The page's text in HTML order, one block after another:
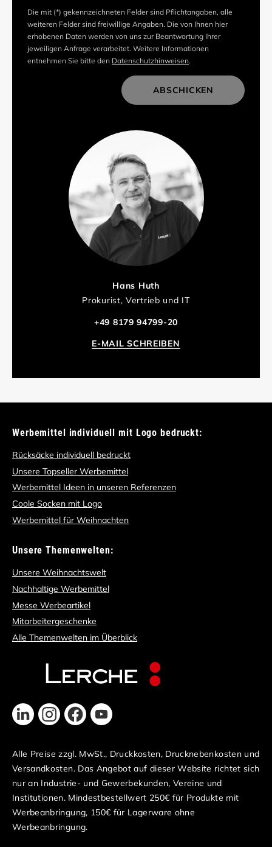
Hans Huth
Prokurist, Vertrieb und IT
+49 8179 94799-20
E-MAIL SCHREIBEN
Die mit (*) gekennzeichneten Felder sind Pflichtangaben, alle
weiteren Felder sind freiwillige Angaben. Die von Ihnen hier
erhobenen Daten werden von uns zur Beantwortung Ihrer
jeweiligen Anfrage verarbeitet. Weitere Informationen
entnehmen Sie bitte den Datenschutzhinweisen.
ABSCHICKEN
Werbemittel individuell mit Logo bedruckt:
Rücksäcke individuell bedruckt
Unsere Topseller Werbemittel
Werbemittel Ideen in unseren Referenzen
Coole Socken mit Logo
Werbemittel für Weihnachten
Unsere Themenwelten:
Unsere Weihnachtswelt
Nachhaltige Werbemittel
Messe Werbeartikel
Mitarbeitergeschenke
Alle Themenwelten im Überblick
Alle Preise zzgl. MwSt., Druckkosten, Drucknebenkosten und
Versandkosten. Das Angebot auf dieser Website richtet sich
nur an Industrie- und Gewerbekunden, Vereine und
Institutionen. Mindestbestellwert 250€ für Produkte mit
Werbeanbringung, 150€ für Lagerware ohne
Werbeanbringung.